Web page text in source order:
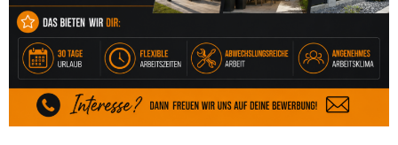
Zaunelemente. Alle Produkte entstehenin unserer eigenen
Werkstatt und werden fachgerecht montiert. Regional sind wir
im Münsterland, in Ostwestfalen und in Friesland für unsere
Kunden im Einsatz. Dazu zählen unter anderem Münster, Greven,
Telgte, Warendorf, Coesfeld, Steinfurt, Ahlen, Ennigerloh, Hamm,
Gütersloh, Bielefeld und Lippstadt. In Friesland realisieren wir
Projekte in Emden, Aurich, Norden, Wilhelmshaven, Jever und
Wittmund.